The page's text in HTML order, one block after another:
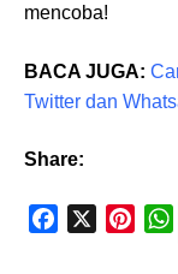
mencoba!
BACA JUGA:
Twitter dan
Share: